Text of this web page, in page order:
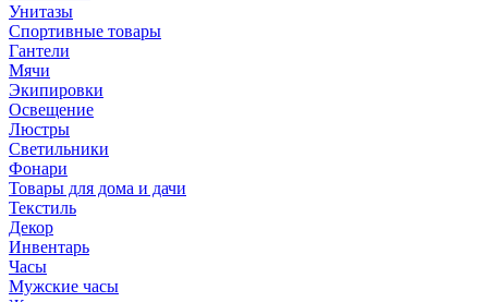
Унитазы
Спортивные товары
Гантели
Мячи
Экипировки
Освещение
Люстры
Светильники
Фонари
Товары для дома и дачи
Текстиль
Декор
Инвентарь
Часы
Мужские часы